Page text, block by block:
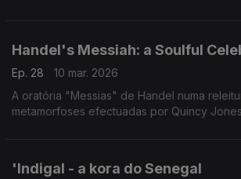
Handel's Messiah: a Soulful
Ep. 28
10 mar. 2026
A oratória "Messias" de Handel numa
metamorfoses efectuadas por Quincy Jones
'Indigal - a kora do Senegal